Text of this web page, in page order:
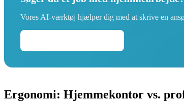
Vores AI-værktøj hjælper dig med at skrive en
Ergonomi: Hjemmekontor vs.